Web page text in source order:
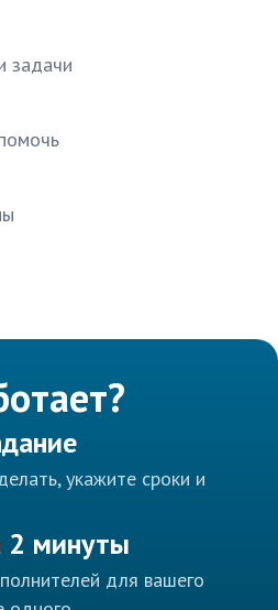
задачи
укажите сроки и
2 минуты
для вашего